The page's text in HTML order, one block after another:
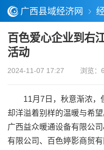
广西县域经济网
百色爱心企业到右
活动
2024-11-07 17:27 浏览：
11月7日，秋意渐浓，但
却洋溢着别样的温暖与希
广西益众暖通设备有限公
有限公司、百色婷影商贸